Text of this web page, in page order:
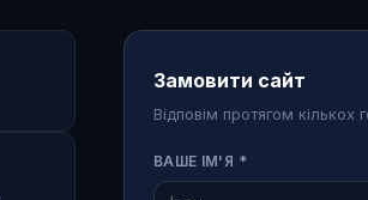
Замовити сайт
Відповім протягом кількох
ВАШЕ ІМ'Я *